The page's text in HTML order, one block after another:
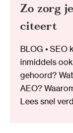
Zo zorg
citeert
BLOG • SEO
inmiddels
gehoord?
AEO?
Lees snel